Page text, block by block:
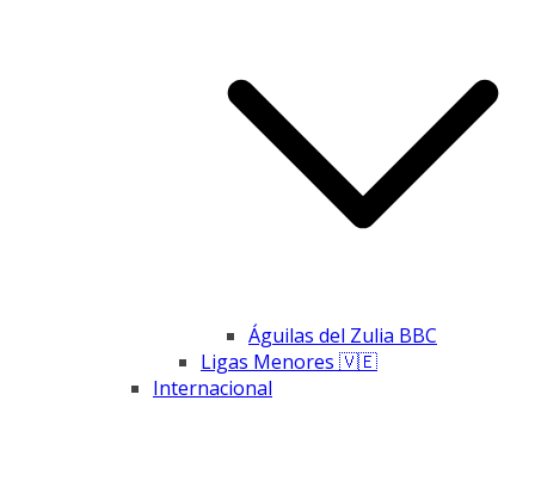
Águilas del Zulia BBC
Ligas Menores 🇻🇪
Internacional